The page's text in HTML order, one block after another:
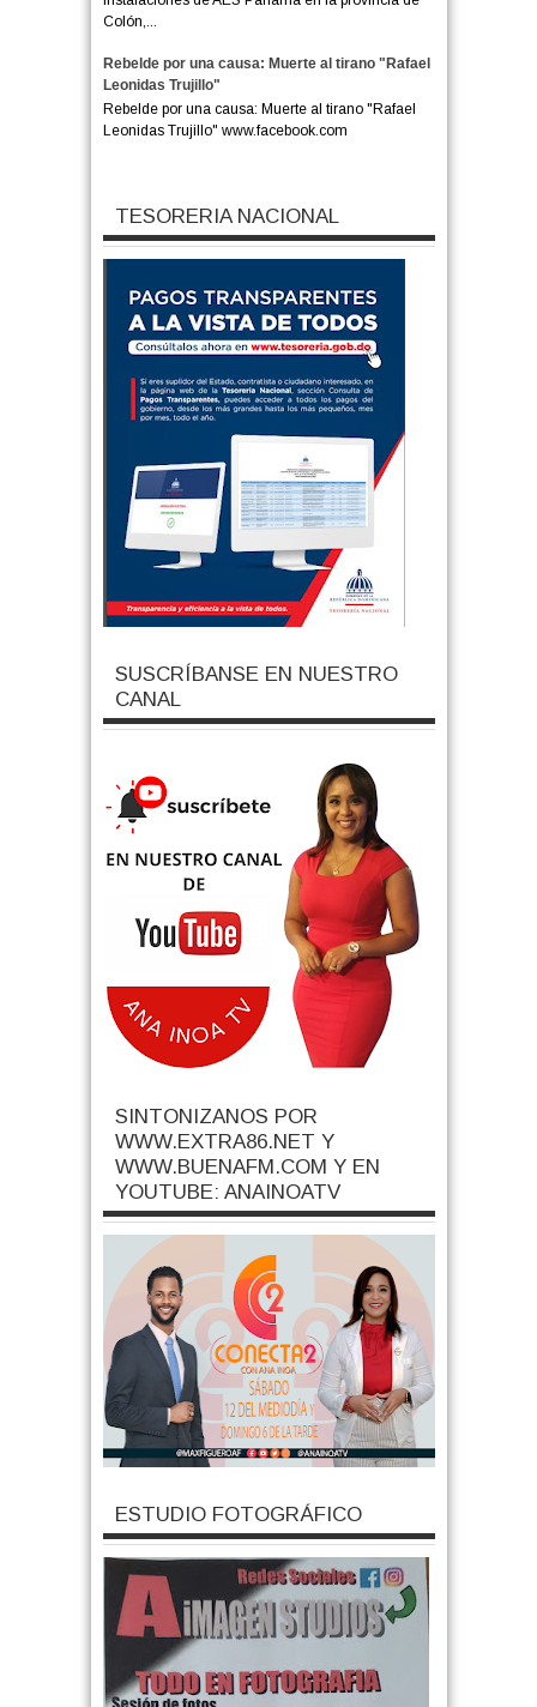
Colón,...
Rebelde por una causa: Muerte al tirano "Rafael
Leonidas Trujillo"
Rebelde por una causa: Muerte al tirano "Rafael
Leonidas Trujillo" www.facebook.com
TESORERIA NACIONAL
SUSCRÍBANSE EN NUESTRO
CANAL
SINTONIZANOS POR
WWW.EXTRA86.NET Y
WWW.BUENAFM.COM Y EN
YOUTUBE: ANAINOATV
ESTUDIO FOTOGRÁFICO